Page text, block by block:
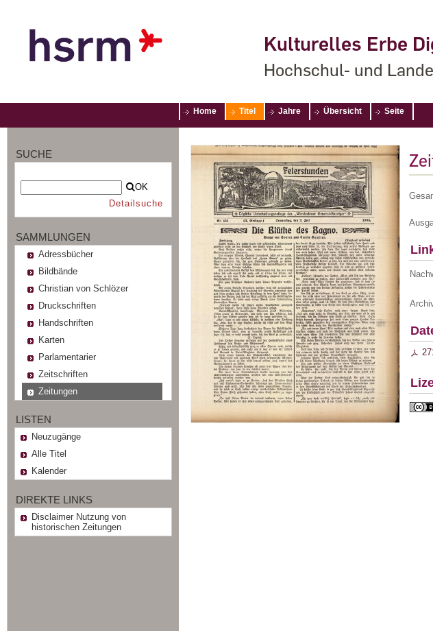
Kulturelles Erbe
Hochschul- und
Home Titel Jahre Übersicht Seite
SUCHE
OK
Detailsuche
SAMMLUNGEN
Adressbücher
Bildbände
Christian von Schlözer
Druckschriften
Handschriften
Karten
Parlamentarier
Zeitschriften
Zeitungen
LISTEN
Neuzugänge
Alle Titel
Kalender
DIREKTE LINKS
Disclaimer Nutzung von
historischen Zeitungen